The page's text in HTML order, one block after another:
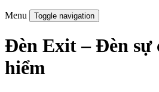
Menu Toggle navigation
Đèn Exit – Đèn sự
hiểm